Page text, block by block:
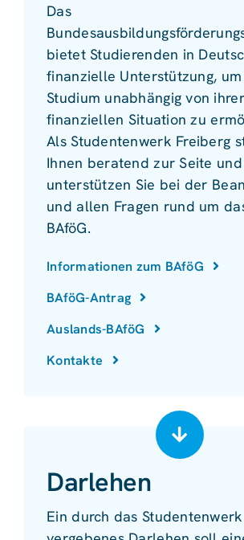
Das
bietet Studierenden in
finanzielle Unterstützung,
Studium unabhängig von ihrer
finanziellen Situation zu
Als Studentenwerk Freiberg
Ihnen beratend zur Seite und
unterstützen Sie bei der
und allen Fragen rund um
BAföG.
Informationen zum BAföG
BAföG-Antrag
Auslands-BAföG
Kontakte
Darlehen
Ein durch das Studentenwerk